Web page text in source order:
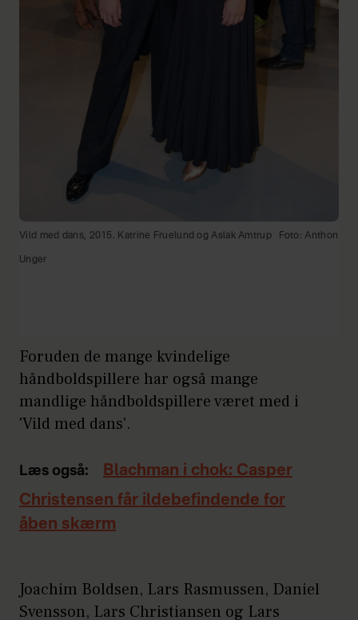
Vild med dans, 2015. Katrine Fruelund og Aslak Amtrup Foto: Anthon
Unger
Foruden de mange kvindelige
håndboldspillere har også mange
mandlige håndboldspillere været med i
'Vild med dans'.
Læs også:
Blachman i chok: Casper
Christensen får ildebefindende for
åben skærm
Joachim Boldsen, Lars Rasmussen, Daniel
Svensson, Lars Christiansen og Lars